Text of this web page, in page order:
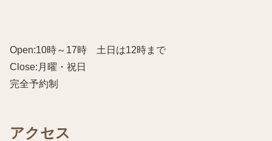
Open:10時～17時 土日は12時まで
Close:月曜・祝日
完全予約制
アクセス